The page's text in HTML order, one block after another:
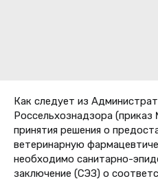
Как следует из
Россельхознадзора
принятия решения о
ветеринарную
необходимо санитарно-
заключение (СЭЗ) о